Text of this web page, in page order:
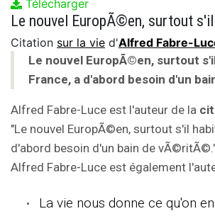
Télécharger
Citation sur la vie d'Alfred Fabre-
Le nouvel EuropÃ©en, surtout
France, a d'abord besoin d'un
Alfred Fabre-Luce est l'auteur de la
"Le nouvel EuropÃ©en, surtout s'il
d'abord besoin d'un bain de
Alfred Fabre-Luce est également
La vie nous donne ce qu'on